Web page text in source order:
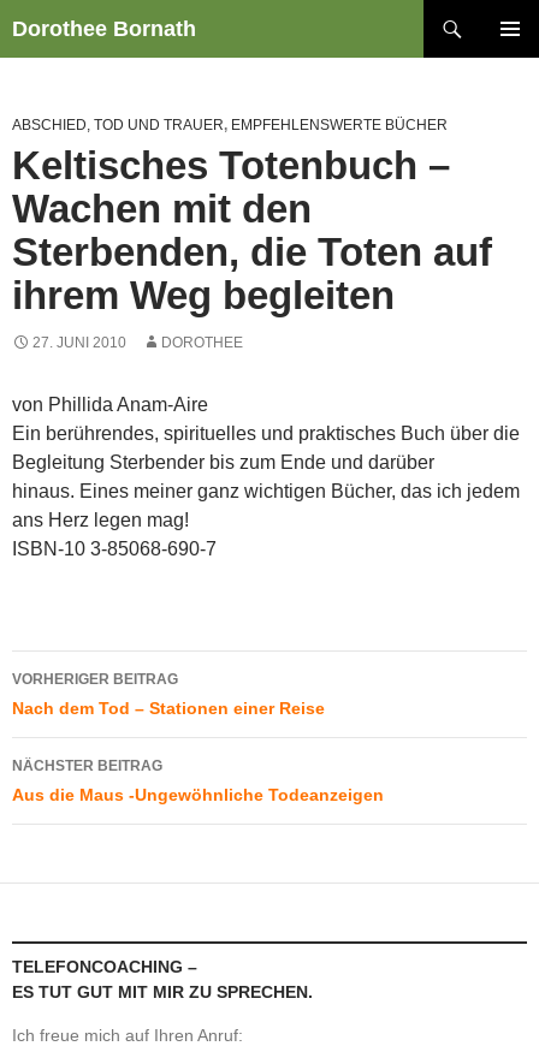
Inhalt
Dorothee Bornath
ABSCHIED, TOD UND TRAUER, EMPFEHLENSWERTE BÜCHER
Keltisches Totenbuch –
Wachen mit den
Sterbenden, die Toten auf
ihrem Weg begleiten
27. JUNI 2010 DOROTHEE
von Phillida Anam-Aire
Ein berührendes, spirituelles und praktisches Buch über die
Begleitung Sterbender bis zum Ende und darüber
hinaus. Eines meiner ganz wichtigen Bücher, das ich jedem
ans Herz legen mag!
ISBN-10 3-85068-690-7
Beitragsnavigation
VORHERIGER BEITRAG
Nach dem Tod – Stationen einer Reise
NÄCHSTER BEITRAG
Aus die Maus -Ungewöhnliche Todeanzeigen
TELEFONCOACHING –
ES TUT GUT MIT MIR ZU SPRECHEN.
Ich freue mich auf Ihren Anruf: